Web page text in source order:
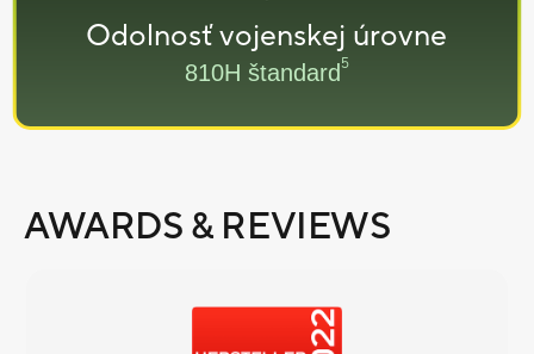
Odolnosť vojenskej úrovne
810H štandard 5